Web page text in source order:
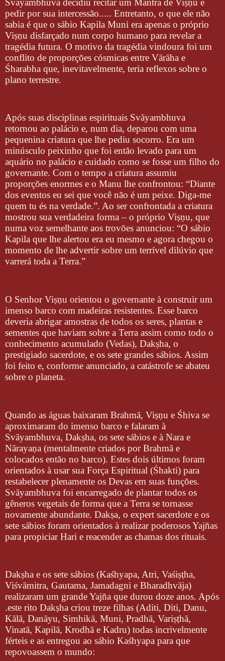
Svāyambhuva decidiu recitar um Mantra de Viṣṇu e
pedir por sua intercessão..... Entretanto, o que ele não
sabia é que o sábio Kapila Muni era apenas o próprio
Viṣṇu disfarçado num corpo humano para revelar a
tragédia futura. O motivo da tragédia vindoura foi um
conflito de proporções cósmicas entre Vārāha e
Śharabha que, inevitavelmente, teria reflexos sobre o
plano terrestre.
Após suas disciplinas espirituais Svāyambhuva
retornou ao palácio e, num dia, deparou com uma
pequenina criatura que lhe pediu socorro. Era um
minúsculo peixinho que foi então levado para um
aquário no palácio e cuidado como se fosse um filho do
governante. Com o tempo a criatura assumiu
proporções enormes e o Manu lhe confrontou: “Diante
dos eventos eu sei que você não é um peixe. Diga-me
quem tu és na verdade.”. Ao ser confrontada a criatura
mostrou sua verdadeira forma – o próprio Viṣṇu, que
numa voz semelhante aos trovões anunciou: “O sábio
Kapila que lhe alertou era eu mesmo e agora chegou o
momento de lhe advertir sobre um terrível dilúvio que
varrerá toda a Terra.”
O Senhor Viṣṇu orientou o governante à construir um
imenso barco com madeiras resistentes. Esse barco
deveria abrigar amostras de todos os seres, plantas e
sementes que haviam sobre a Terra assim como todo o
conhecimento acumulado (Vedas), Dakṣha, o
prestigiado sacerdote, e os sete grandes sábios. Assim
foi feito e, conforme anunciado, a catástrofe se abateu
sobre o planeta.
Quando as águas baixaram Brahmā, Viṣṇu e Śhiva se
aproximaram do imenso barco e falaram à
Svāyambhuva, Dakṣha, os sete sábios e à Nara e
Nārayaṇa (mentalmente criados por Brahmā e
colocados então no barco). Estes dois últimos foram
orientados à usar sua Força Espiritual (Śhakti) para
restabelecer plenamente os Devas em suas funções.
Svāyambhuva foi encarregado de plantar todos os
gêneros vegetais de forma que a Terra se tornasse
novamente abundante. Dakṣa, o expert sacerdote e os
sete sábios foram orientados à realizar poderosos Yajñas
para propiciar Hari e reacender as chamas dos rituais.
Dakṣha e os sete sábios (Kaśhyapa, Atri, Vaśiṣṭha,
Viśvāmitra, Gautama, Jamadagni e Bharadhvāja)
realizaram um grande Yajña que durou doze anos. Após
.este rito Dakṣha criou treze filhas (Aditi, Diti, Danu,
Kālā, Danāyu, Simhikā, Muni, Pradhā, Variṣṭhā,
Vinatā, Kapilā, Krodhā e Kadru) todas incrivelmente
férteis e as entregou ao sábio Kaśhyapa para que
repovoassem o mundo: